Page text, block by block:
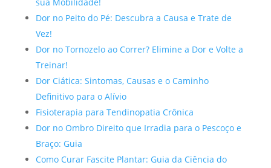
Dor no Peito do Pé: Descubra a Causa e Trate de
Vez!
Dor no Tornozelo ao Correr? Elimine a Dor e Volte a
Treinar!
Dor Ciática: Sintomas, Causas e o Caminho
Definitivo para o Alívio
Fisioterapia para Tendinopatia Crônica
Dor no Ombro Direito que Irradia para o Pescoço e
Braço: Guia
Como Curar Fascite Plantar: Guia da Ciência do